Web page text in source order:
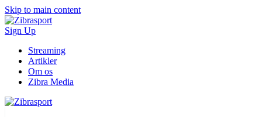
Skip to main content
Sign Up
Streaming
Artikler
Om os
Zibra Media